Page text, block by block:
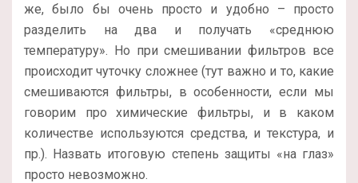
же, было бы очень просто и удобно – просто
разделить на два и получать «среднюю
температуру». Но при смешивании фильтров все
происходит чуточку сложнее (тут важно и то, какие
смешиваются фильтры, в особенности, если мы
говорим про химические фильтры, и в каком
количестве используются средства, и текстура, и
пр.). Назвать итоговую степень защиты «на глаз»
просто невозможно.